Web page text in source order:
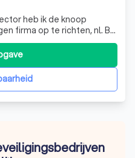
firma op te richten, nl. B-
voor